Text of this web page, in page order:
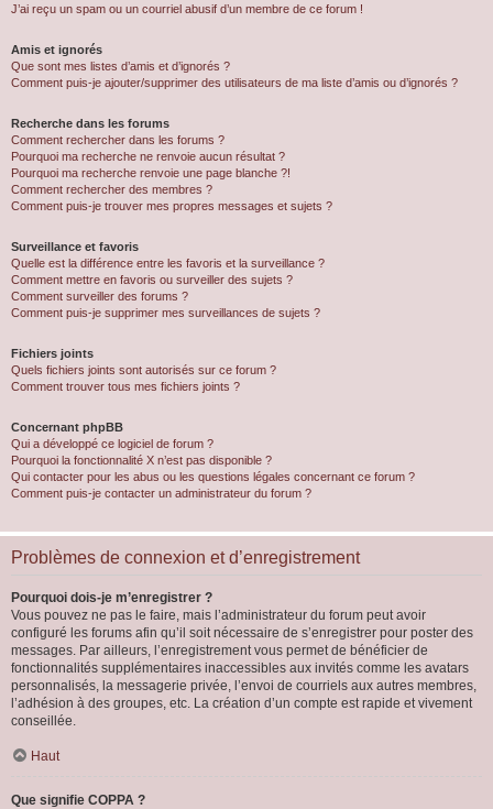
J’ai reçu un spam ou un courriel abusif d’un membre de ce forum !
Amis et ignorés
Que sont mes listes d’amis et d’ignorés ?
Comment puis-je ajouter/supprimer des utilisateurs de ma liste d’amis ou d’ignorés ?
Recherche dans les forums
Comment rechercher dans les forums ?
Pourquoi ma recherche ne renvoie aucun résultat ?
Pourquoi ma recherche renvoie une page blanche ?!
Comment rechercher des membres ?
Comment puis-je trouver mes propres messages et sujets ?
Surveillance et favoris
Quelle est la différence entre les favoris et la surveillance ?
Comment mettre en favoris ou surveiller des sujets ?
Comment surveiller des forums ?
Comment puis-je supprimer mes surveillances de sujets ?
Fichiers joints
Quels fichiers joints sont autorisés sur ce forum ?
Comment trouver tous mes fichiers joints ?
Concernant phpBB
Qui a développé ce logiciel de forum ?
Pourquoi la fonctionnalité X n’est pas disponible ?
Qui contacter pour les abus ou les questions légales concernant ce forum ?
Comment puis-je contacter un administrateur du forum ?
Problèmes de connexion et d’enregistrement
Pourquoi dois-je m’enregistrer ?
Vous pouvez ne pas le faire, mais l’administrateur du forum peut avoir
configuré les forums afin qu’il soit nécessaire de s’enregistrer pour poster des
messages. Par ailleurs, l’enregistrement vous permet de bénéficier de
fonctionnalités supplémentaires inaccessibles aux invités comme les avatars
personnalisés, la messagerie privée, l’envoi de courriels aux autres membres,
l’adhésion à des groupes, etc. La création d’un compte est rapide et vivement
conseillée.
Haut
Que signifie COPPA ?